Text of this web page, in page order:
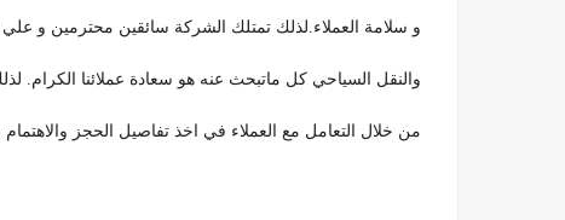
و سلامة العملاء.لذلك تمتلك الشركة سائقين محترمين و
والنقل السياحي كل ماتبحث عنه هو سعادة عملائنا الكرام.
من خلال التعامل مع العملاء في اخذ تفاصيل الحجز والاهتمام